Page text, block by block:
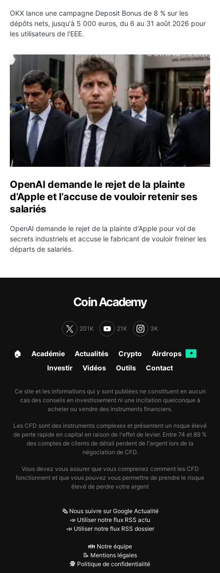
OKX lance une campagne Deposit Bonus de 8 % sur les
dépôts nets, jusqu'à 5 000 euros, du 6 au 31 août 2026 pour
les utilisateurs de l'EEE.
OpenAI demande le rejet de la plainte d’Apple et
OpenAI demande le rejet de la plainte
d’Apple et l’accuse de vouloir retenir ses
salariés
OpenAI demande le rejet de la plainte d'Apple pour vol de
secrets industriels et accuse le fabricant de vouloir freiner les
départs de salariés.
Coin Academy
201K 21K 3K
🏠︎ Académie Actualités Crypto Airdrops ✦
Investir Vidéos Outils Contact
Ce site et les informations qui y sont publiées ne constituent en aucun
cas des conseils en investissement ni une incitation quelconque à
acheter ou vendre des instruments financiers.
Les CFD sont des instruments complexes et présentent un risque élevé
de perte rapide en capital en raison de l'effet de levier. Entre 74 et 89 %
des comptes de clients de détail perdent de l'argent lors de la
négociation de CFD.
Vous devez vous assurer que vous comprenez comment les CFD
fonctionnent et que vous pouvez vous permettre de prendre le risque
élevé de perdre votre argent
🗞️ Nous suivre sur Google Actualité
📣 Utiliser notre flux RSS actu
📣 Utiliser notre flux RSS dossier
👪 Notre équipe
📝 Mentions légales
🕵️ Politique de confidentialité